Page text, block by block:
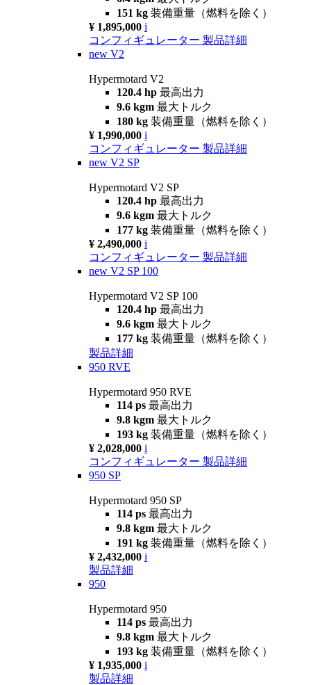
151 kg 装備重量（燃料を除く）
¥ 1,895,000 i
コンフィギュレーター 製品詳細
new V2
Hypermotard V2
120.4 hp 最高出力
9.6 kgm 最大トルク
180 kg 装備重量（燃料を除く）
¥ 1,990,000 i
コンフィギュレーター 製品詳細
new V2 SP
Hypermotard V2 SP
120.4 hp 最高出力
9.6 kgm 最大トルク
177 kg 装備重量（燃料を除く）
¥ 2,490,000 i
コンフィギュレーター 製品詳細
new V2 SP 100
Hypermotard V2 SP 100
120.4 hp 最高出力
9.6 kgm 最大トルク
177 kg 装備重量（燃料を除く）
製品詳細
950 RVE
Hypermotard 950 RVE
114 ps 最高出力
9.8 kgm 最大トルク
193 kg 装備重量（燃料を除く）
¥ 2,028,000 i
コンフィギュレーター 製品詳細
950 SP
Hypermotard 950 SP
114 ps 最高出力
9.8 kgm 最大トルク
191 kg 装備重量（燃料を除く）
¥ 2,432,000 i
製品詳細
950
Hypermotard 950
114 ps 最高出力
9.8 kgm 最大トルク
193 kg 装備重量（燃料を除く）
¥ 1,935,000 i
製品詳細